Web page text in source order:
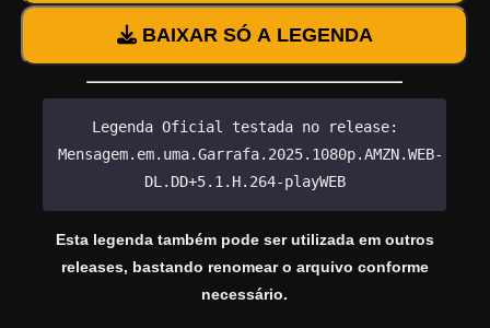
BAIXAR SÓ A LEGENDA
Legenda Oficial testada no release:
Mensagem.em.uma.Garrafa.2025.1080p.AMZN.WEB-
DL.DD+5.1.H.264-playWEB
Esta legenda também pode ser utilizada em outros
releases, bastando renomear o arquivo conforme
necessário.